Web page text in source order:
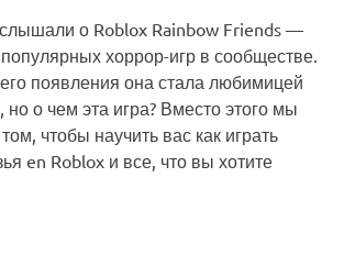
о Roblox Rainbow Friends —
хоррор-игр в сообществе.
появления она стала любимицей
но о чем эта игра? Вместо этого мы
чтобы научить вас как играть
en Roblox и все, что вы хотите